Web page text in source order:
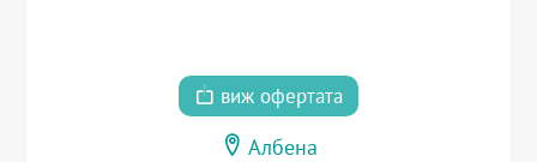
виж офертата
Албена